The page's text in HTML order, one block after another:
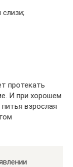
протекать
И при хорошем
взрослая